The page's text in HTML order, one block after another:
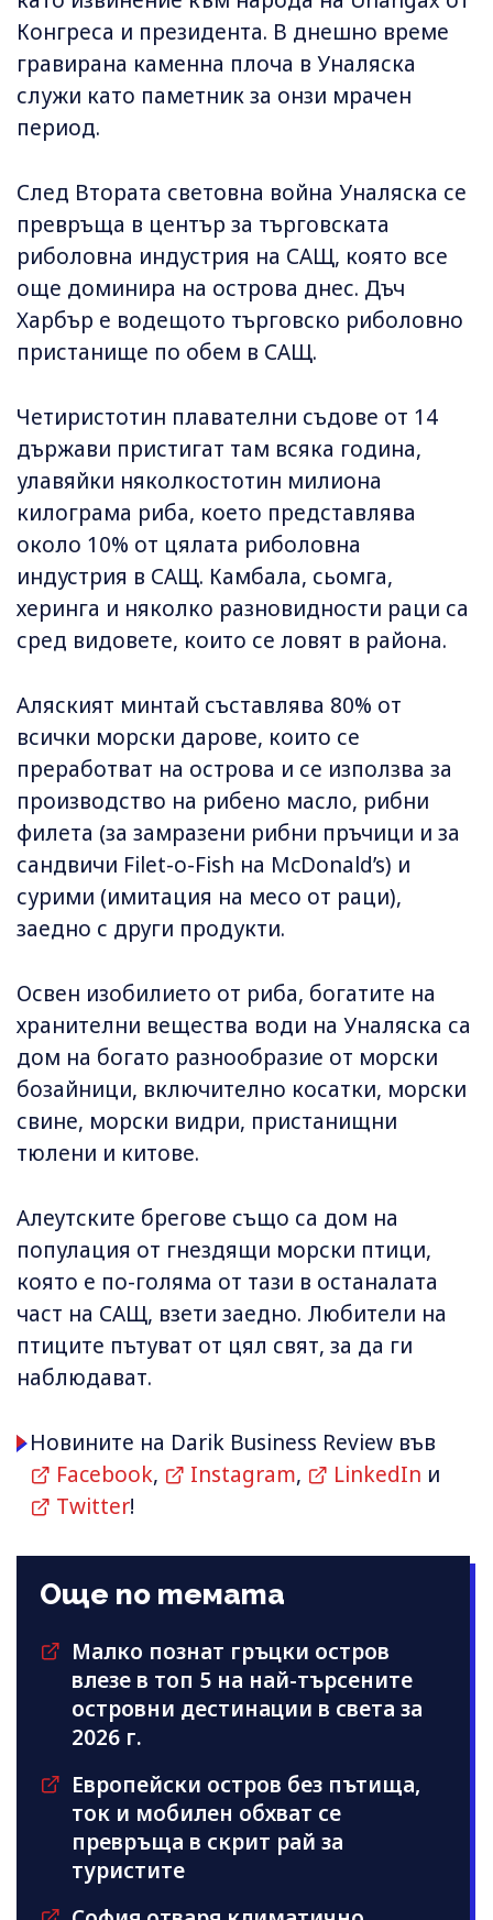
Конгреса и президента. В днешно време
гравирана каменна плоча в Уналяска
служи като паметник за онзи мрачен
период.
След Втората световна война Уналяска се
превръща в център за търговската
риболовна индустрия на САЩ, която все
още доминира на острова днес. Дъч
Харбър е водещото търговско риболовно
пристанище по обем в САЩ.
Четиристотин плавателни съдове от 14
държави пристигат там всяка година,
улавяйки няколкостотин милиона
килограма риба, което представлява
около 10% от цялата риболовна
индустрия в САЩ. Камбала, сьомга,
херинга и няколко разновидности раци са
сред видовете, които се ловят в района.
Аляският минтай съставлява 80% от
всички морски дарове, които се
преработват на острова и се използва за
производство на рибено масло, рибни
филета (за замразени рибни пръчици и за
сандвичи Filet-o-Fish на McDonald’s) и
сурими (имитация на месо от раци),
заедно с други продукти.
Освен изобилието от риба, богатите на
хранителни вещества води на Уналяска са
дом на богато разнообразие от морски
бозайници, включително косатки, морски
свине, морски видри, пристанищни
тюлени и китове.
Алеутските брегове също са дом на
популация от гнездящи морски птици,
която е по-голяма от тази в останалата
част на САЩ, взети заедно. Любители на
птиците пътуват от цял ​​свят, за да ги
наблюдават.
Новините на Darik Business Review във
Facebook, Instagram, LinkedIn и
Twitter!
Още по темата
Малко познат гръцки остров
влезе в топ 5 на най-търсените
островни дестинации в света за
2026 г.
Европейски остров без пътища,
ток и мобилен обхват се
превръща в скрит рай за
туристите